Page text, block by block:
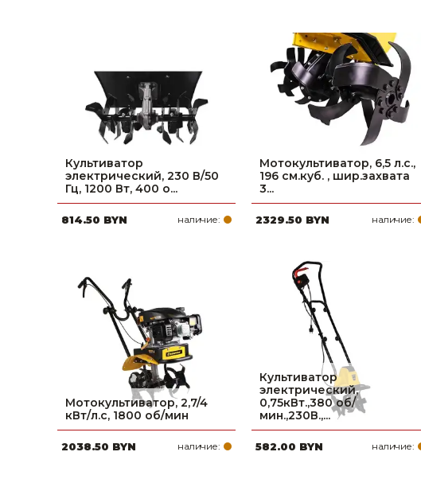
Культиватор
электрический, 230 В/50
Гц, 1200 Вт, 400 о...
814.50 BYN наличие:
Мотокультиватор, 6,5 л.с.,
196 см.куб. , шир.захвата
3...
2329.50 BYN наличие:
Мотокультиватор, 2,7/4
кВт/л.с, 1800 об/мин
2038.50 BYN наличие:
Культиватор
электрический,
0,75кВт.,380 об/
мин.,230В.,...
582.00 BYN наличие: